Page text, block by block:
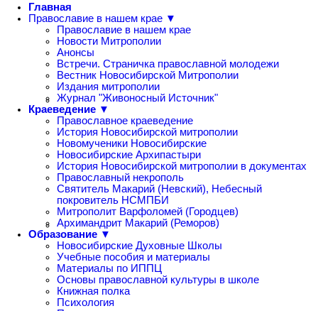
Главная
Православие в нашем крае ▼
Православие в нашем крае
Новости Митрополии
Анонсы
Встречи. Страничка православной молодежи
Вестник Новосибирской Митрополии
Издания митрополии
Журнал "Живоносный Источник"
Краеведение ▼
Православное краеведение
История Новосибирской митрополии
Новомученики Новосибирские
Новосибирские Архипастыри
История Новосибирской митрополии в документах
Православный некрополь
Святитель Макарий (Невский), Небесный
покровитель НСМПБИ
Митрополит Варфоломей (Городцев)
Архимандрит Макарий (Реморов)
Образование ▼
Новосибирские Духовные Школы
Учебные пособия и материалы
Материалы по ИППЦ
Основы православной культуры в школе
Книжная полка
Психология